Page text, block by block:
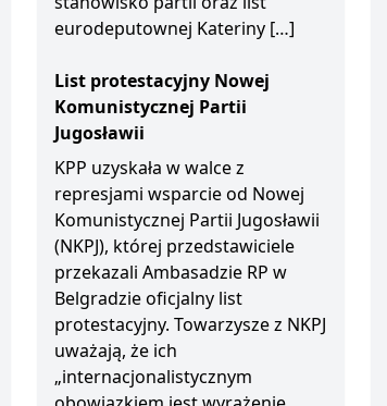
eurodeputownej Kateriny […]
List protestacyjny Nowej
Komunistycznej Partii
Jugosławii
KPP uzyskała w walce z
represjami wsparcie od Nowej
Komunistycznej Partii Jugosławii
(NKPJ), której przedstawiciele
przekazali Ambasadzie RP w
Belgradzie oficjalny list
protestacyjny. Towarzysze z NKPJ
uważają, że ich
„internacjonalistycznym